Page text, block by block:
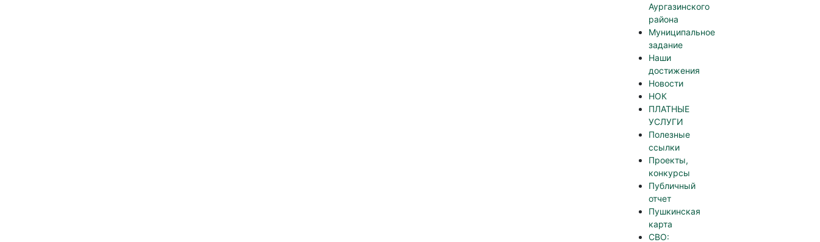
Аургазинского
района
Муниципальное
задание
Наши
достижения
Новости
НОК
ПЛАТНЫЕ
УСЛУГИ
Полезные
ссылки
Проекты,
конкурсы
Публичный
отчет
Пушкинская
карта
СВО: